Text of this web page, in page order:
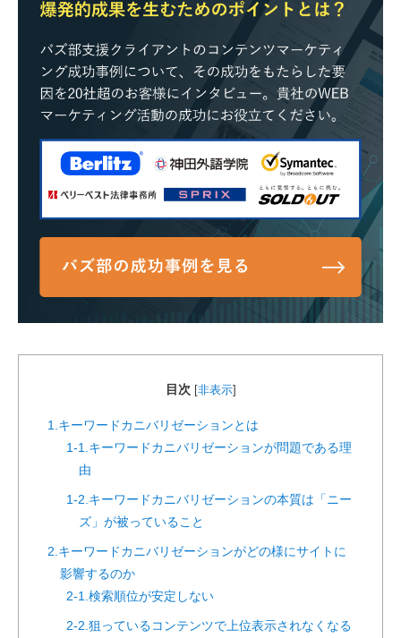
目次 非表示]
1.キーワードカニバリゼーションとは
1-1.キーワードカニバリゼーションが問題である理
由
1-2.キーワードカニバリゼーションの本質は「ニー
ズ」が被っていること
2.キーワードカニバリゼーションがどの様にサイトに
影響するのか
2-1.検索順位が安定しない
2-2.狙っているコンテンツで上位表示されなくなる